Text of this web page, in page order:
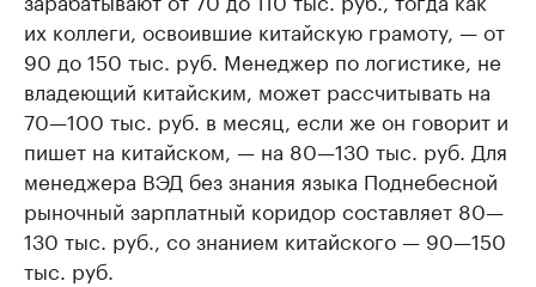
их коллеги, освоившие китайскую грамоту, — от
90 до 150 тыс. руб. Менеджер по логистике, не
владеющий китайским, может рассчитывать на
70—100 тыс. руб. в месяц, если же он говорит и
пишет на китайском, — на 80—130 тыс. руб. Для
менеджера ВЭД без знания языка Поднебесной
рыночный зарплатный коридор составляет 80—
130 тыс. руб., со знанием китайского — 90—150
тыс. руб.